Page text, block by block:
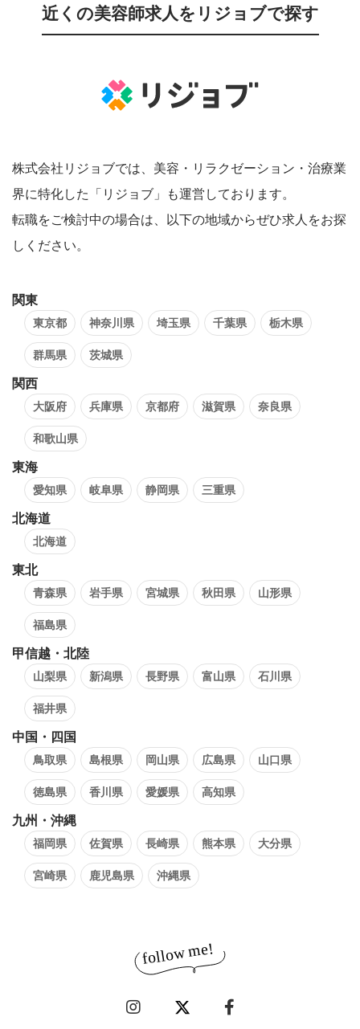
近くの美容師求人をリジョブで探す
株式会社リジョブでは、美容・リラクゼーション・治療業
界に特化した「リジョブ」も運営しております。
転職をご検討中の場合は、以下の地域からぜひ求人をお探
しください。
関東
東京都 神奈川県 埼玉県 千葉県 栃木県
群馬県 茨城県
関西
大阪府 兵庫県 京都府 滋賀県 奈良県
和歌山県
東海
愛知県 岐阜県 静岡県 三重県
北海道
北海道
東北
青森県 岩手県 宮城県 秋田県 山形県
福島県
甲信越・北陸
山梨県 新潟県 長野県 富山県 石川県
福井県
中国・四国
鳥取県 島根県 岡山県 広島県 山口県
徳島県 香川県 愛媛県 高知県
九州・沖縄
福岡県 佐賀県 長崎県 熊本県 大分県
宮崎県 鹿児島県 沖縄県